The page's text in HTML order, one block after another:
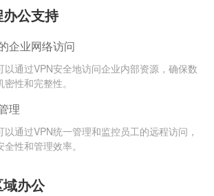
公支持
企业网络访问
以通过VPN安全地访问企业内部资源，确保数
密性和完整性。
理
以通过VPN统一管理和监控员工的远程访问，
全性和管理效率。
办公